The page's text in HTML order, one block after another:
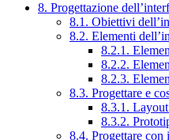
8. Progettazione
8.1. Obiettivi
8.2. Elementi
8.2.1.
8.2.2.
8.2.3.
8.3. Progettare e
8.3.1.
8.3.2.
8.4. Progettare con